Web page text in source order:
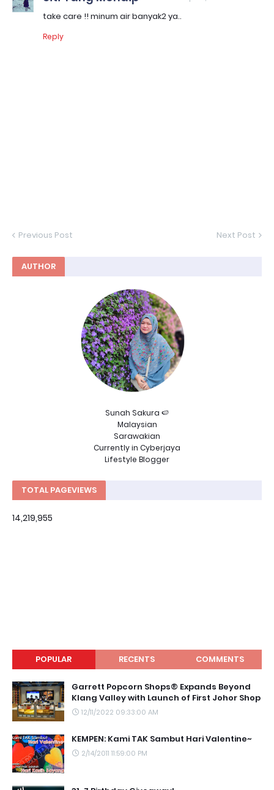
take care !! minum air banyak2 ya..
Reply
Previous Post Next Post
AUTHOR
Sunah Sakura 🍉
Malaysian
Sarawakian
Currently in Cyberjaya
Lifestyle Blogger
TOTAL PAGEVIEWS
14,219,955
POPULAR RECENTS COMMENTS
Garrett Popcorn Shops® Expands Beyond
Klang Valley with Launch of First Johor Shop
12/11/2022 09:33:00 AM
KEMPEN: Kami TAK Sambut Hari Valentine~
2/14/2011 11:59:00 PM